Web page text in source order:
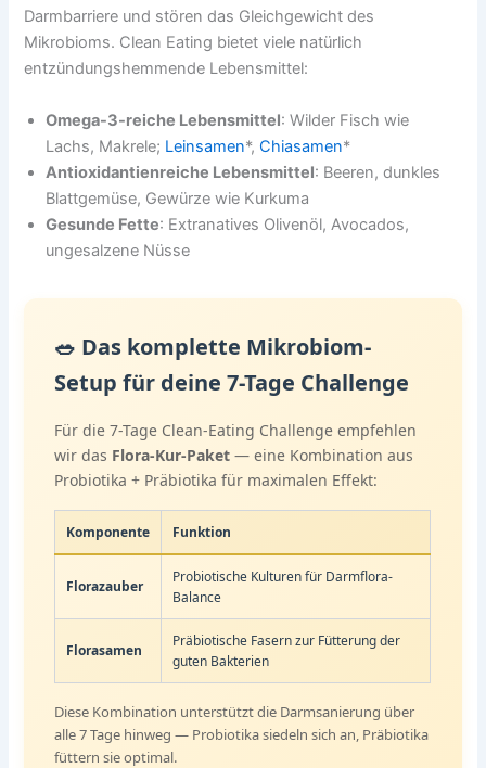
Darmbarriere und stören das Gleichgewicht des
Mikrobioms. Clean Eating bietet viele natürlich
entzündungshemmende Lebensmittel:
Omega-3-reiche Lebensmittel: Wilder Fisch wie
Lachs, Makrele; Leinsamen*,Chiasamen*
Antioxidantienreiche Lebensmittel: Beeren, dunkles
Blattgemüse, Gewürze wie Kurkuma
Gesunde Fette: Extranatives Olivenöl, Avocados,
ungesalzene Nüsse
🥗 Das komplette Mikrobiom-
Setup für deine 7-Tage Challenge
Für die 7-Tage Clean-Eating Challenge empfehlen
wir das Flora-Kur-Paket — eine Kombination aus
Probiotika + Präbiotika für maximalen Effekt:
Komponente Funktion
Florazauber
Probiotische Kulturen für Darmflora-
Balance
Florasamen
Präbiotische Fasern zur Fütterung der
guten Bakterien
Diese Kombination unterstützt die Darmsanierung über
alle 7 Tage hinweg — Probiotika siedeln sich an, Präbiotika
füttern sie optimal.